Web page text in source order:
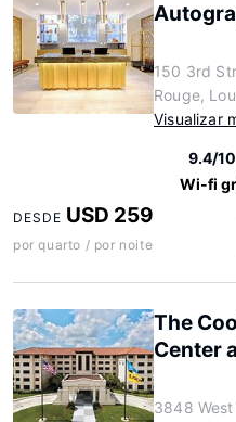
150 3rd
Rouge,
Visualizar
9.4/10
Wi-fi
DESDE USD 259
por quarto / por noite
The
Center
3848